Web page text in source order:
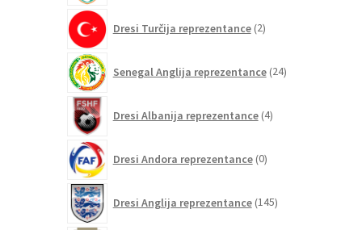
Dresi Turčija reprezentance 2izdelka
Senegal Anglija reprezentance 24izdelkov
Dresi Albanija reprezentance 4izdelki
Dresi Andora reprezentance 0izdelkov
Dresi Anglija reprezentance 145izdelkov